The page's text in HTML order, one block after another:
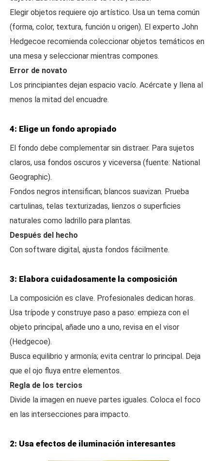
Elegir objetos requiere ojo artístico. Usa un tema común
(forma, color, textura, función u origen). El experto John
Hedgecoe recomienda coleccionar objetos temáticos en
una mesa y seleccionar mientras compones.
Error de novato
Los principiantes dejan espacio vacío. Acércate y llena al
menos la mitad del encuadre.
4: Elige un fondo apropiado
El fondo debe complementar sin distraer. Para sujetos
claros, usa fondos oscuros y viceversa (fuente: National
Geographic).
Fondos negros intensifican; blancos suavizan. Prueba
cartulinas, telas texturizadas, lienzos o superficies
naturales como ladrillo para plantas.
Después del hecho
Con software digital, ajusta fondos fácilmente.
3: Elabora cuidadosamente la composición
La composición es clave. Profesionales dedican horas.
Usa trípode y construye paso a paso: empieza con el
objeto principal, añade uno a uno, revisa en el visor
(Hedgecoe).
Busca equilibrio y armonía; evita centrar lo principal. Deja
que el ojo fluya entre elementos.
Regla de los tercios
Divide la imagen en nueve partes iguales. Coloca el foco
en las intersecciones para impacto.
2: Usa efectos de iluminación interesantes